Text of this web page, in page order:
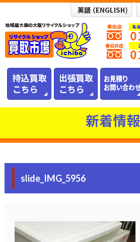
新着情報
slide_IMG_5956